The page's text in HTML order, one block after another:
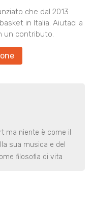
che dal 2013
in Italia. Aiutaci a
un contributo.
ma niente è come il
sua musica e del
filosofia di vita